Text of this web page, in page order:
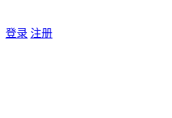
登录 注册